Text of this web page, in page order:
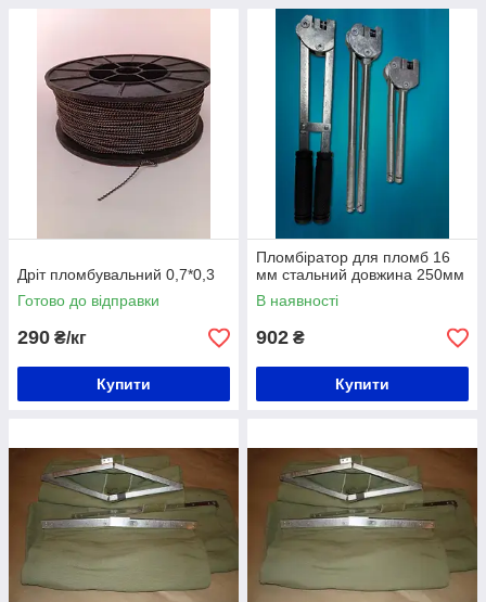
Дріт пломбувальний 0,7*0,3
Готово до відправки
290 ₴/кг
Купити
Пломбіратор для пломб 16
мм стальний довжина 250мм
В наявності
902 ₴
Купити